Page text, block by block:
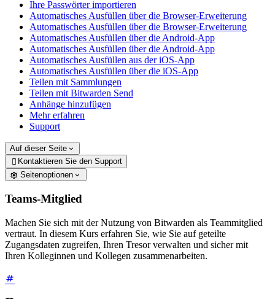
Ihre Passwörter importieren
Automatisches Ausfüllen über die Browser-Erweiterung
Automatisches Ausfüllen über die Browser-Erweiterung
Automatisches Ausfüllen über die Android-App
Automatisches Ausfüllen über die Android-App
Automatisches Ausfüllen aus der iOS-App
Automatisches Ausfüllen über die iOS-App
Teilen mit Sammlungen
Teilen mit Bitwarden Send
Anhänge hinzufügen
Mehr erfahren
Support
Auf dieser Seite
 Kontaktieren Sie den Support
Seitenoptionen
Teams-Mitglied
Machen Sie sich mit der Nutzung von Bitwarden als Teammitglied
vertraut. In diesem Kurs erfahren Sie, wie Sie auf geteilte
Zugangsdaten zugreifen, Ihren Tresor verwalten und sicher mit
Ihren Kolleginnen und Kollegen zusammenarbeiten.